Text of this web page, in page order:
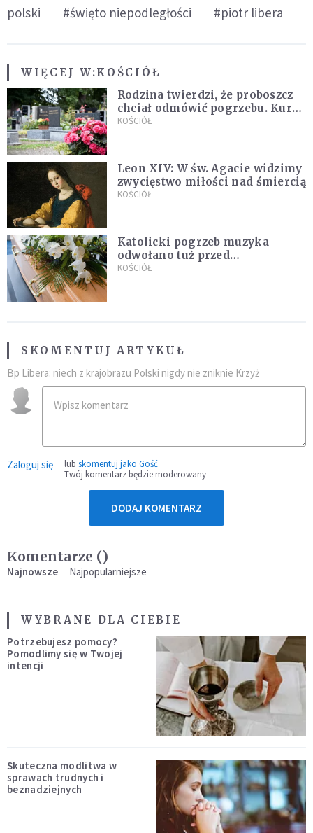
polski
#święto niepodległości #piotr libera
WIĘCEJ W:KOŚCIÓŁ
Rodzina twierdzi, że proboszcz
chciał odmówić pogrzebu. Kuria
zapowiada wyjaśnienia
KOŚCIÓŁ
Leon XIV: W św. Agacie widzimy
zwycięstwo miłości nad śmiercią
KOŚCIÓŁ
Katolicki pogrzeb muzyka
odwołano tuż przed
uroczystością. Powodem była
KOŚCIÓŁ
SKOMENTUJ ARTYKUŁ
Bp Libera: niech z krajobrazu Polski nigdy nie zniknie Krzyż
Zaloguj się lub skomentuj jako Gość
Twój komentarz będzie moderowany
DODAJ KOMENTARZ
Komentarze ()
Najnowsze Najpopularniejsze
WYBRANE DLA CIEBIE
Potrzebujesz pomocy?
Pomodlimy się w Twojej
intencji
Skuteczna modlitwa w
sprawach trudnych i
beznadziejnych